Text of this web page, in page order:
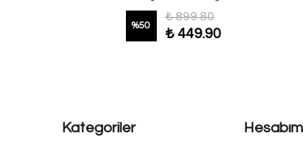
%50
₺ 899.80
₺ 449.90
Kategoriler Hesabım